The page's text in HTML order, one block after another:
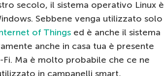
secolo, il sistema operativo Linux è
Sebbene venga utilizzato solo
of Things ed è anche il sistema
anche in casa tua è presente
Ma è molto probabile che ce ne
in campanelli smart,